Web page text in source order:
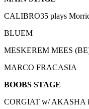
CALIBRO35 plays
BLUEM
MESKEREM MEES
MARCO FRACASIA
BOOBS STAGE
CORGIAT w/ AKASHA